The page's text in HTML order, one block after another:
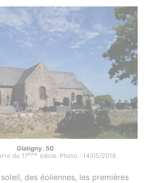
Glatigny. 50
du 17ème siècle. Photo : 14/05/2018.
des éoliennes, les premières